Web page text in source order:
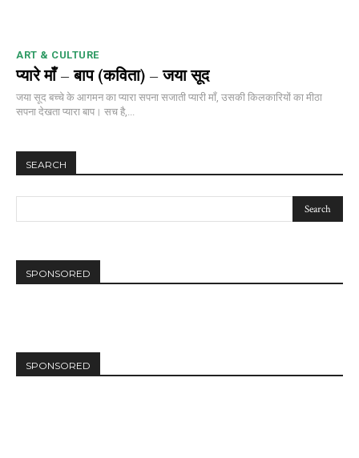
ART & CULTURE
प्यारे माँ – बाप (कविता) – जया सूद
जया सूद बच्चे के आगमन का प्यारा सपना सजाती प्यारी माँ, उसकी किलकारियों का मीठा
सपना देखता प्यारा बाप। सच है,...
SEARCH
SPONSORED
SPONSORED